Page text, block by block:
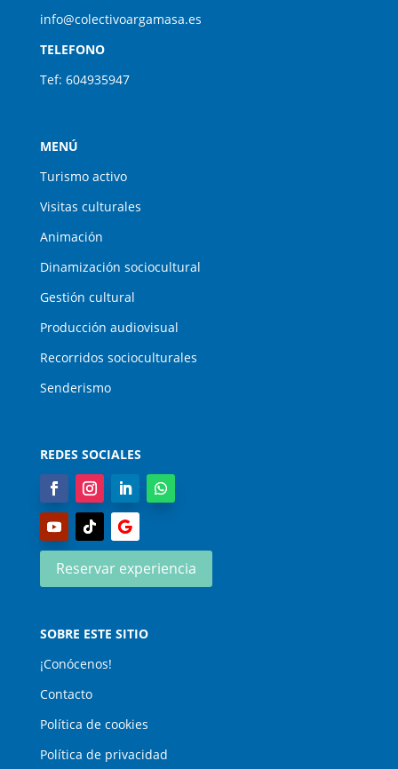
info@colectivoargamasa.es
TELEFONO
Tef: 604935947
MENÚ
Turismo activo
Visitas culturales
Animación
Dinamización sociocultural
Gestión cultural
Producción audiovisual
Recorridos socioculturales
Senderismo
REDES SOCIALES
Reservar experiencia
SOBRE ESTE SITIO
¡Conócenos!
Contacto
Política de cookies
Política de privacidad